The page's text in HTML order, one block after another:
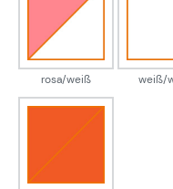
rosa/weiß
rosa/weiß weiß/